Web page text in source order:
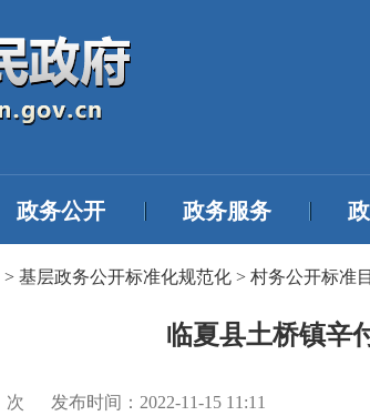
政务公开 政务服务
> 基层政务公开标准化规范化 > 村务公开标准
临夏县土桥镇辛
次 发布时间： 2022-11-15 11:11